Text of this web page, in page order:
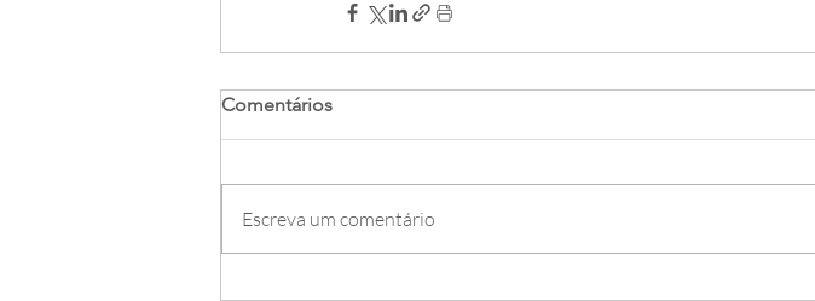
Comentários
Escreva um comentário